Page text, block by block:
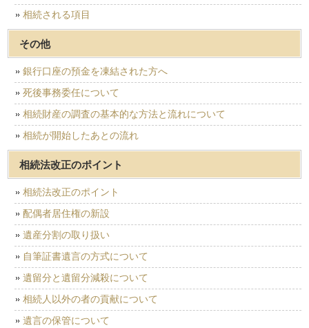
相続される項目
その他
銀行口座の預金を凍結された方へ
死後事務委任について
相続財産の調査の基本的な方法と流れについて
相続が開始したあとの流れ
相続法改正のポイント
相続法改正のポイント
配偶者居住権の新設
遺産分割の取り扱い
自筆証書遺言の方式について
遺留分と遺留分減殺について
相続人以外の者の貢献について
遺言の保管について